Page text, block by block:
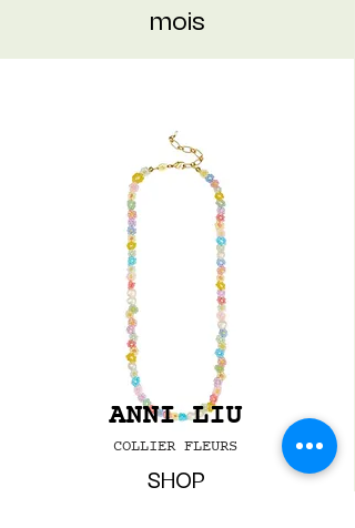
TOURISTS
WELCOME
mois
SHOP
ANNI LIU
COLLIER FLEURS